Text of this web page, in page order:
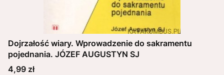
Dojrzałość wiary. Wprowadzenie do sakramentu
pojednania. JÓZEF AUGUSTYN SJ
Cena
4,99 zł